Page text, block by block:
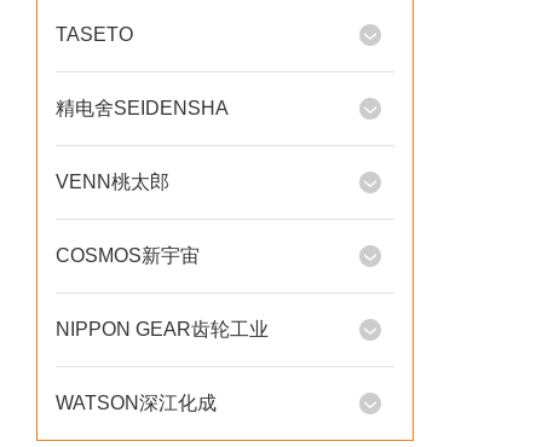
TASETO
精电舍SEIDENSHA
VENN桃太郎
COSMOS新宇宙
NIPPON GEAR齿轮工业
WATSON深江化成